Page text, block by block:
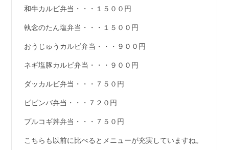
和牛カルビ弁当・・・１５００円
執念のたん塩弁当・・・１５００円
おうじゅうカルビ弁当・・・９００円
ネギ塩豚カルビ弁当・・・９００円
ダッカルビ弁当・・・７５０円
ビビンバ弁当・・・７２０円
プルコギ丼弁当・・・７５０円
こちらも以前に比べるとメニューが充実していますね。